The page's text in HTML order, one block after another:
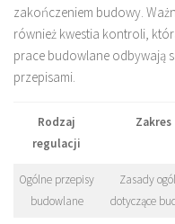
zakończeniem budowy.
również kwestia kontroli,
prace budowlane odbywają
przepisami.
Rodzaj
regulacji
Zakres
Ogólne przepisy
budowlane
Zasady
dotyczące